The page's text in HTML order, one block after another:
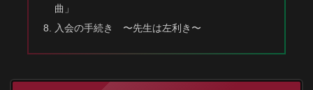
曲」
入会の手続き 〜先生は左利き〜